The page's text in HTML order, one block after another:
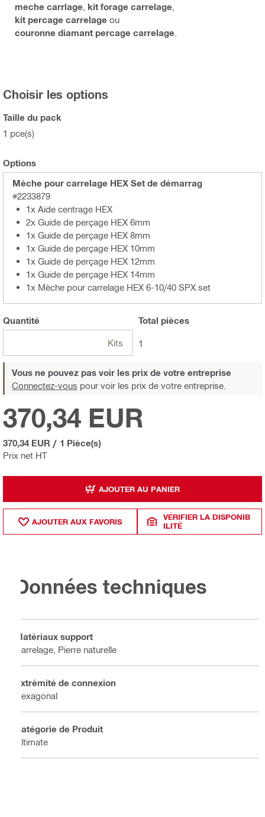
meche carrlage kit forage carrelage
kit percage carrelage ou
couronne diamant percage carrelage
Choisir les options
Taille du pack
1 pce(s)
Options
Mèche pour carrelage HEX Set de démarrag
#2233879
1x Aide centrage HEX
2x Guide de perçage HEX 6mm
1x Guide de perçage HEX 8mm
1x Guide de perçage HEX 10mm
1x Guide de perçage HEX 12mm
1x Guide de perçage HEX 14mm
1x Mèche pour carrelage HEX 6-10/40 SPX set
Quantité
Kits
Total pièces
1
Vous ne pouvez pas voir les prix de votre entreprise
Connectez-vous pour voir les prix de votre entreprise.
Prix net HT
370,34 EUR
370,34 EUR / 1 Pièce(s)
AJOUTER AU PANIER
AJOUTER AUX FAVORIS
VÉRIFIER LA DISPONIB
ILITÉ
Données techniques
Matériaux support
Carrelage, Pierre naturelle
Extrémité de connexion
Hexagonal
Catégorie de Produit
Ultimate